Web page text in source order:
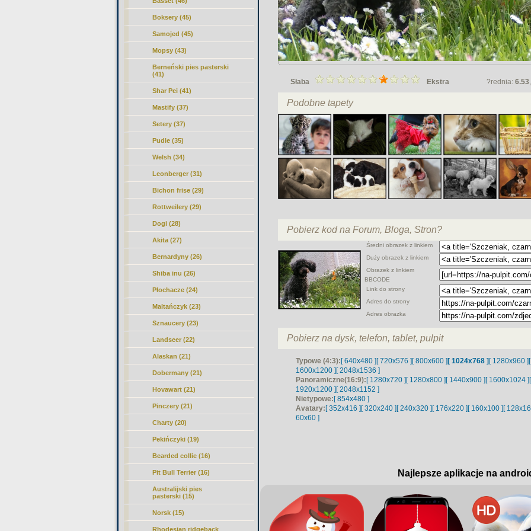
Boksery (45)
Samojed (45)
Mopsy (43)
Berneński pies pasterski
(41)
Shar Pei (41)
Mastify (37)
Setery (37)
Pudle (35)
Welsh (34)
Leonberger (31)
Bichon frise (29)
Rottweilery (29)
Dogi (28)
Akita (27)
Bernardyny (26)
Shiba inu (26)
Płochacze (24)
Maltańczyk (23)
Sznaucery (23)
Landseer (22)
Alaskan (21)
Dobermany (21)
Hovawart (21)
Pinczery (21)
Charty (20)
Pekińczyki (19)
Bearded collie (16)
Pit Bull Terrier (16)
Australijski pies
pasterski (15)
Norsk (15)
Rhodesian ridgeback
Słaba Ekstra ?rednia: 6.53
Podobne tapety
Pobierz kod na Forum, Bloga, Stron?
Średni obrazek z linkiem
Duży obrazek z linkiem
Obrazek z linkiem
BBCODE
Link do strony
Adres do strony
Adres obrazka
Pobierz na dysk, telefon, tablet, pulpit
Typowe (4:3):[ 640x480 ][ 720x576 ][ 800x600 ][ 1024x768 ][ 1280x960 ]
1600x1200 ][ 2048x1536 ]
Panoramiczne(16:9):[ 1280x720 ][ 1280x800 ][ 1440x900 ][ 1600x1024 ]
1920x1200 ][ 2048x1152 ]
Nietypowe:[ 854x480 ]
Avatary:[ 352x416 ][ 320x240 ][ 240x320 ][ 176x220 ][ 160x100 ][
60x60 ]
Najlepsze aplikacje na